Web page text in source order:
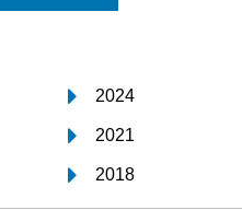
2024
2021
2018